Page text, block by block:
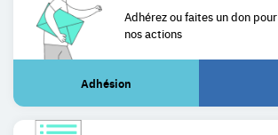
Adhérez ou faites un don pour
nos actions
Adhésion
(Lien